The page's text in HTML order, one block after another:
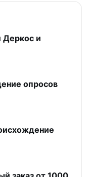
Деркос и
опросов